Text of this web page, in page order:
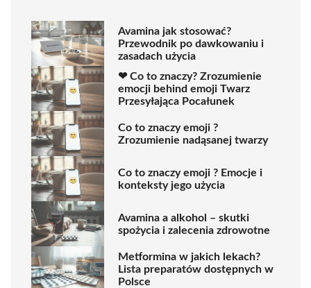
Avamina jak stosować?
Przewodnik po dawkowaniu i
zasadach użycia
❤ Co to znaczy? Zrozumienie
emocji behind emoji Twarz
Przesyłająca Pocałunek
Co to znaczy emoji ?
Zrozumienie nadąsanej twarzy
Co to znaczy emoji ? Emocje i
konteksty jego użycia
Avamina a alkohol – skutki
spożycia i zalecenia zdrowotne
Metformina w jakich lekach?
Lista preparatów dostępnych w
Polsce